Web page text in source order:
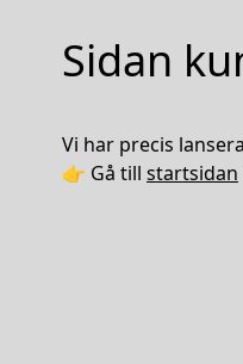
Sidan
Vi har precis
👉 Gå till startsidan